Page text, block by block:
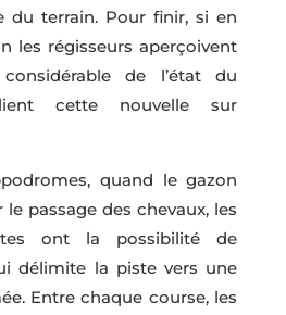
du terrain. Pour finir, si en
les régisseurs aperçoivent
de l’état du
cette nouvelle sur
quand le gazon
passage des chevaux, les
ont la possibilité de
délimite la piste vers une
Entre chaque course, les